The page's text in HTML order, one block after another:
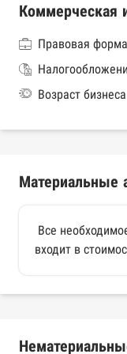
Коммерческая
Правовая форма
Возраст бизнеса
Материальные
Все
входит в